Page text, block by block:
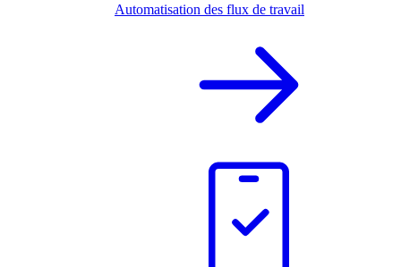
Automatisation des flux de travail